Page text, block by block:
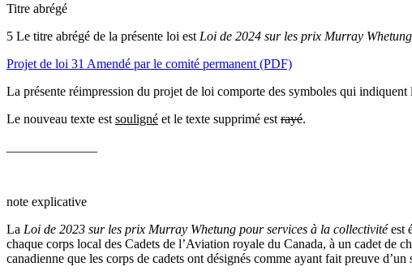
Titre abrégé
5 Le titre abrégé de la présente loi est Loi de 2024 sur les prix Murray
Projet de loi 31 Amendé par le comité permanent (PDF)
La présente réimpression du projet de loi comporte des symboles qui
Le nouveau texte est souligné et le texte supprimé est rayé.
note explicative
La Loi de 2023 sur les prix Murray Whetung pour services à la collectivitéest
chaque corps local des Cadets de l’Aviation royale du Canada, à un cadet de
canadienne que les corps de cadets ont désignés comme ayant fait preuve